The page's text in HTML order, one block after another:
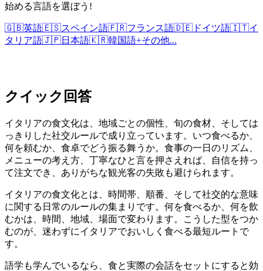
始める言語を選ぼう!
🇬🇧英語🇪🇸スペイン語🇫🇷フランス語🇩🇪 ドイツ語🇮🇹イ
タリア語🇯🇵日本語🇰🇷韓国語+その他...
クイック回答
イタリアの食文化は、地域ごとの個性、旬の食材、そしては
っきりした社交ルールで成り立っています。いつ食べるか、
何を頼むか、食卓でどう振る舞うか。食事の一日のリズム、
メニューの考え方、丁寧なひと言を押さえれば、自信を持っ
て注文でき、ありがちな観光客の失敗も避けられます。
イタリアの食文化とは、時間帯、順番、そして社交的な意味
に関する日常のルールの集まりです。何を食べるか、何を飲
むかは、時間、地域、場面で変わります。こうした型をつか
むのが、迷わずにイタリアでおいしく食べる最短ルートで
す。
語学も学んでいるなら、食と実際の会話をセットにすると効